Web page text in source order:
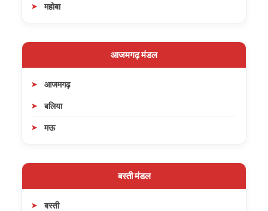
महोबा
आजमगढ़ मंडल
आजमगढ़
बलिया
मऊ
बस्ती मंडल
बस्ती